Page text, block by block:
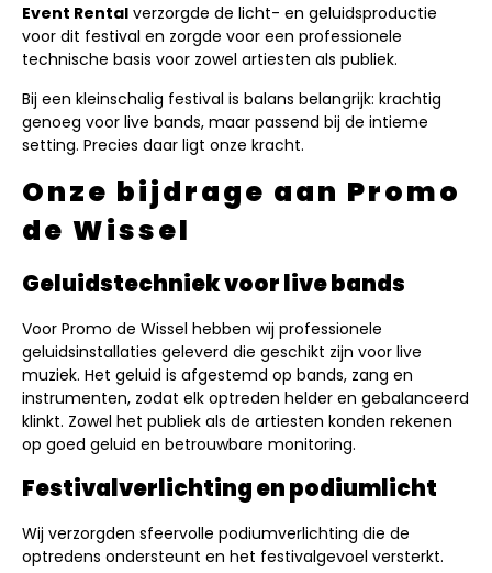
Event Rental verzorgde de licht- en geluidsproductie
voor dit festival en zorgde voor een professionele
technische basis voor zowel artiesten als publiek.
Bij een kleinschalig festival is balans belangrijk: krachtig
genoeg voor live bands, maar passend bij de intieme
setting. Precies daar ligt onze kracht.
Onze bijdrage aan Promo
de Wissel
Geluidstechniek voor live bands
Voor Promo de Wissel hebben wij professionele
geluidsinstallaties geleverd die geschikt zijn voor live
muziek. Het geluid is afgestemd op bands, zang en
instrumenten, zodat elk optreden helder en gebalanceerd
klinkt. Zowel het publiek als de artiesten konden rekenen
op goed geluid en betrouwbare monitoring.
Festivalverlichting en podiumlicht
Wij verzorgden sfeervolle podiumverlichting die de
optredens ondersteunt en het festivalgevoel versterkt.